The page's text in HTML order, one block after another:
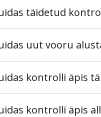
täidetud
uut vooru
kontrolli äpis
kontrolli äpis